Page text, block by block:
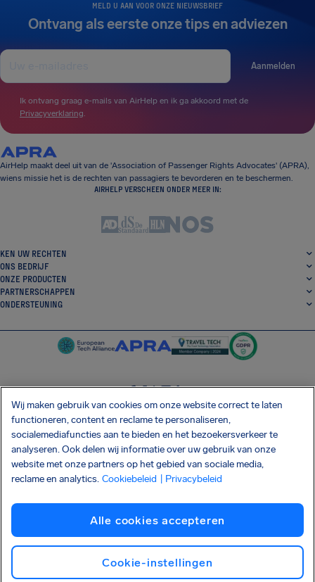
MELD U AAN VOOR ONZE NIEUWSBRIEF
Ontvang als eerste onze tips en adviezen
Aanmelden
Ik ontvang graag e-mails van AirHelp en ik ga akkoord met de
Privacyverklaring.
AirHelp maakt deel uit van de 'Association of Passenger Rights Advocates' (APRA),
wiens missie het is de rechten van passagiers te bevorderen en te beschermen.
AIRHELP VERSCHEEN ONDER MEER IN:
KEN UW RECHTEN
ONS BEDRIJF
ONZE PRODUCTEN
PARTNERSCHAPPEN
ONDERSTEUNING
SocialFacebook
SocialTwitter
SocialInstagram
SocialLinkedin
DOWNLOAD ONZE GRATIS APP
Privacybeleid Cookies
Afdrukken
Shai-Hulud supply chain-aanval
Wij maken gebruik van cookies om onze website correct te laten
functioneren, content en reclame te personaliseren,
socialemediafuncties aan te bieden en het bezoekersverkeer te
analyseren. Ook delen wij informatie over uw gebruik van onze
website met onze partners op het gebied van sociale media,
reclame en analytics. Cookiebeleid | Privacybeleid
Alle cookies accepteren
Cookie-instellingen